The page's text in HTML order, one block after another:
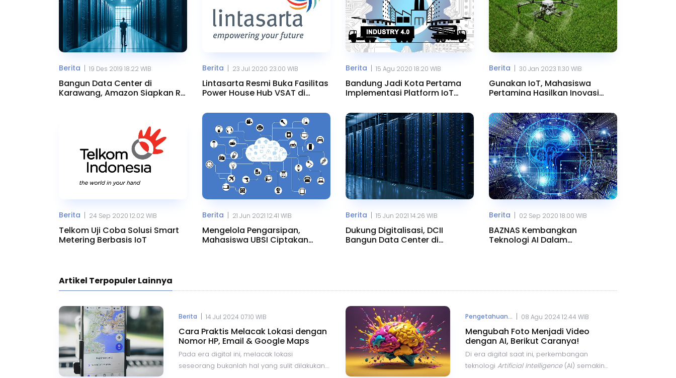
Berita | 19 Des 2019 18.22 WIB
Bangun Data Center di
Karawang, Amazon Siapkan Rp
Berita | 23 Jul 2020 23.00 WIB
Lintasarta Resmi Buka Fasilitas
Power House Hub VSAT di
Berita | 15 Agu 2020 18.20 WIB
Bandung Jadi Kota Pertama
Implementasi Platform IoT
Berita | 30 Jan 2023 11.30 WIB
Gunakan IoT, Mahasiswa
Pertamina Hasilkan Inovasi
Berita | 24 Sep 2020 12.02 WIB
Telkom Uji Coba Solusi Smart
Metering Berbasis IoT
Berita | 21 Jun 2021 12.41 WIB
Mengelola Pengarsipan,
Mahasiswa UBSI Ciptakan
Berita | 15 Jun 2021 14.26 WIB
Dukung Digitalisasi, DCII
Bangun Data Center di
Berita | 02 Sep 2020 18.00 WIB
BAZNAS Kembangkan
Teknologi AI Dalam
Artikel Terpopuler Lainnya
Berita 14 Jul 2024 07.10 WIB
Cara Praktis Melacak Lokasi dengan
Nomor HP, Email & Google Maps
Pada era digital ini, melacak lokasi
seseorang bukanlah hal yang sulit dilakukan.
Pengetahuan... 08 Agu 2024 12.44 WIB
Mengubah Foto Menjadi Video
dengan AI, Berikut Caranya!
Di era digital saat ini, perkembangan
teknologi Artificial Intelligence(AI) semakin